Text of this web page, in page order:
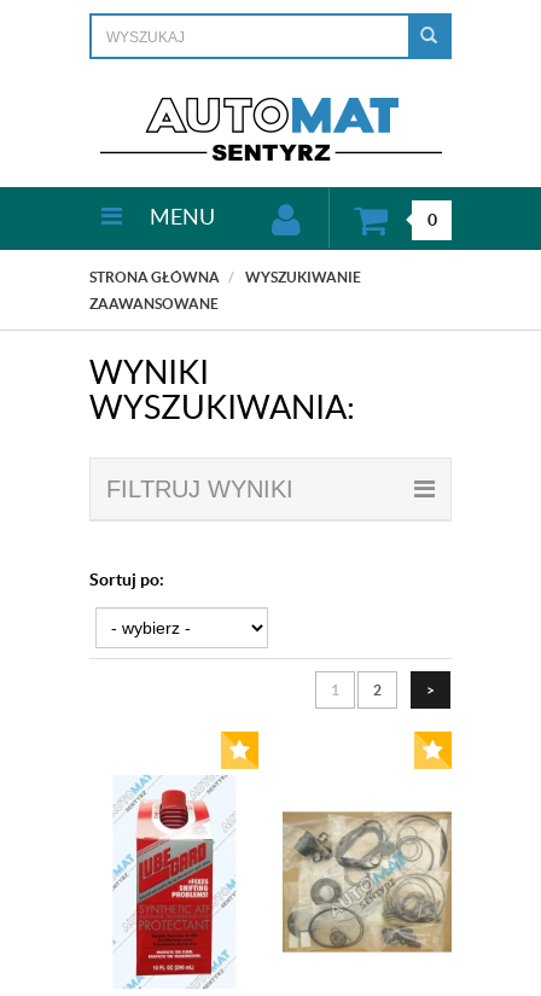
MENU 0
STRONA GŁÓWNA
WYSZUKIWANIE
ZAAWANSOWANE
WYNIKI
WYSZUKIWANIA:
FILTRUJ WYNIKI
Sortuj po:
1 2 >